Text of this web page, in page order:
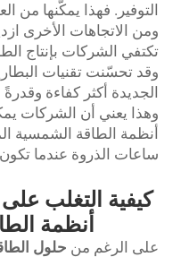
التوفير. فهذا يمكّنها من
ومن الاتجاهات الأخرى
تكتفي الشركات بإنتاج
وقد تحسّنت تقنيات
الجديدة أكثر كفاءة
وهذا يعني أن الشركات
أنظمة الطاقة الشمسية
ساعات الذروة عندما
كيفية التغلب
أنظمة
على الرغم من حلول